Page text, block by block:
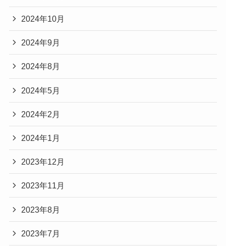
2024年10月
2024年9月
2024年8月
2024年5月
2024年2月
2024年1月
2023年12月
2023年11月
2023年8月
2023年7月